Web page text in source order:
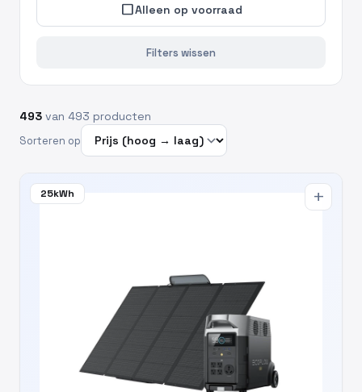
check_box_outline_blankAlleen op voorraad
Filters wissen
493 van 493 producten
Sorteren op
25kWh add